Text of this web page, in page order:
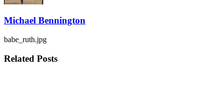
Michael Bennington
babe_ruth.jpg
Related Posts